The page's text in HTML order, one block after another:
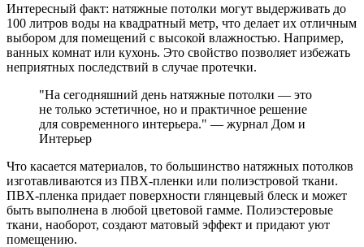
Интересный факт: натяжные потолки могут выдерживать до
100 литров воды на квадратный метр, что делает их отличным
выбором для помещений с высокой влажностью. Например,
ванных комнат или кухонь. Это свойство позволяет избежать
неприятных последствий в случае протечки.
"На сегодняшний день натяжные потолки — это
не только эстетичное, но и практичное решение
для современного интерьера." — журнал Дом и
Интерьер
Что касается материалов, то большинство натяжных потолков
изготавливаются из ПВХ-пленки или полиэстровой ткани.
ПВХ-пленка придает поверхности глянцевый блеск и может
быть выполнена в любой цветовой гамме. Полиэстеровые
ткани, наоборот, создают матовый эффект и придают уют
помещению.